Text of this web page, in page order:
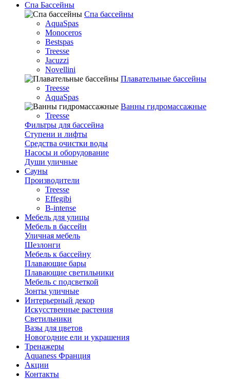
Спа Бассейны
Спа бассейны
AquaSpas
Monoceros
Bestspas
Treesse
Jacuzzi
Novellini
Плавательные бассейны
Treesse
AquaSpas
Ванны гидромассажные
Treesse
Фильтры для бассейна
Ступени и лифты
Средства очистки воды
Насосы и оборудование
Души уличные
Сауны
Производители
Treesse
Effegibi
B-intense
Мебель для улицы
Мебель в бассейн
Уличная мебель
Шезлонги
Мебель к бассейну
Плавающие бары
Плавающие светильники
Мебель с подсветкой
Зонты уличные
Интерьерный декор
Искусственные растения
Светильники
Вазы для цветов
Новогодние ели и украшения
Тренажеры
Aquaness Франция
Акции
Контакты